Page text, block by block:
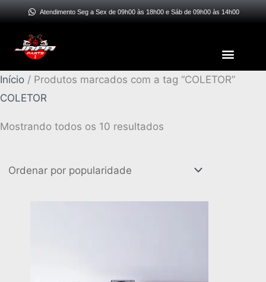
Ir
conteúdo
Atendimento Seg a Sex de 09h00 às 18h00 e Sáb de 09h00 às 14h00
Menu
Início / Produtos marcados com a tag “COLETOR”
COLETOR
Mostrando todos os 10 resultados
Classificado